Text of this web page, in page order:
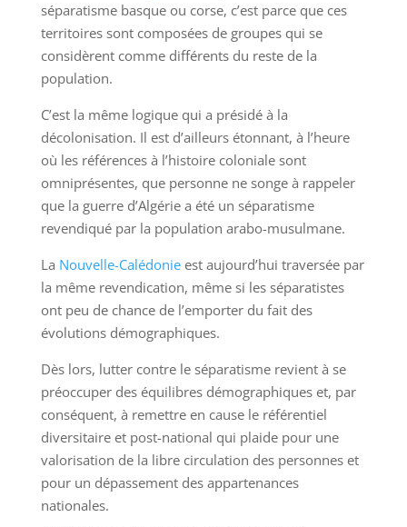
séparatisme basque ou corse, c’est parce que ces
territoires sont composées de groupes qui se
considèrent comme différents du reste de la
population.
C’est la même logique qui a présidé à la
décolonisation. Il est d’ailleurs étonnant, à l’heure
où les références à l’histoire coloniale sont
omniprésentes, que personne ne songe à rappeler
que la guerre d’Algérie a été un séparatisme
revendiqué par la population arabo-musulmane.
La Nouvelle-Calédonieest aujourd’hui traversée par
la même revendication, même si les séparatistes
ont peu de chance de l’emporter du fait des
évolutions démographiques.
Dès lors, lutter contre le séparatisme revient à se
préoccuper des équilibres démographiques et, par
conséquent, à remettre en cause le référentiel
diversitaire et post-national qui plaide pour une
valorisation de la libre circulation des personnes et
pour un dépassement des appartenances
nationales.